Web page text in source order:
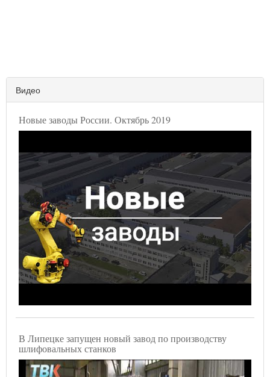
Видео
Новые заводы России. Октябрь 2019
В Липецке запущен новый завод по производству
шлифовальных станков